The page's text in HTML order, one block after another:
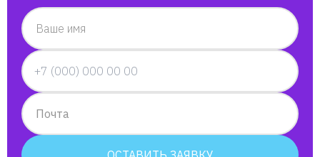
Ваше имя
Почта